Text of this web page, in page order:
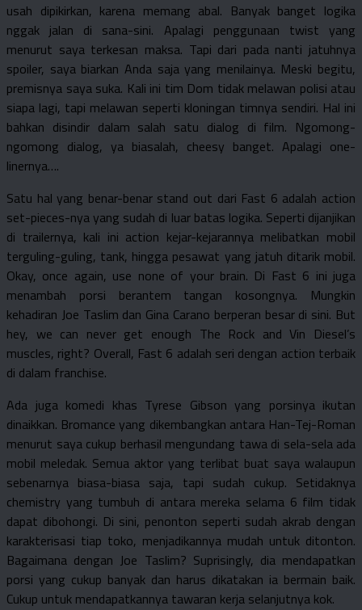
usah dipikirkan, karena memang abal. Banyak banget logika
nggak jalan di sana-sini. Apalagi penggunaan twist yang
menurut saya terkesan maksa. Tapi dari pada nanti jatuhnya
spoiler, saya biarkan Anda saja yang menilainya. Meski begitu,
premisnya saya suka. Kali ini tim Dom tidak melawan polisi atau
siapa lagi, tapi melawan seperti kloningan timnya sendiri. Hal ini
bahkan disindir dalam salah satu dialog di film. Ngomong-
ngomong dialog, ya biasalah, cheesy banget. Apalagi one-
linernya….
Satu hal yang benar-benar stand out dari Fast 6 adalah action
set-pieces-nya yang sudah di luar batas logika. Seperti dijanjikan
di trailernya, kali ini action kejar-kejarannya melibatkan mobil
terguling-guling, tank, hingga pesawat yang jatuh ditarik mobil.
Okay, once again, use none of your brain. Di Fast 6 ini juga
menambah porsi berantem tangan kosongnya. Mungkin
kehadiran Joe Taslim dan Gina Carano berperan besar di sini. But
hey, we can never get enough The Rock and Vin Diesel’s
muscles, right? Overall, Fast 6 adalah seri dengan action terbaik
di dalam franchise.
Ada juga komedi khas Tyrese Gibson yang porsinya ikutan
dinaikkan. Bromance yang dikembangkan antara Han-Tej-Roman
menurut saya cukup berhasil mengundang tawa di sela-sela ada
mobil meledak. Semua aktor yang terlibat buat saya walaupun
sebenarnya biasa-biasa saja, tapi sudah cukup. Setidaknya
chemistry yang tumbuh di antara mereka selama 6 film tidak
dapat dibohongi. Di sini, penonton seperti sudah akrab dengan
karakterisasi tiap toko, menjadikannya mudah untuk ditonton.
Bagaimana dengan Joe Taslim? Suprisingly, dia mendapatkan
porsi yang cukup banyak dan harus dikatakan ia bermain baik.
Cukup untuk mendapatkannya tawaran kerja selanjutnya kok.